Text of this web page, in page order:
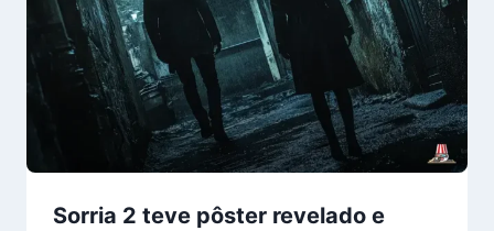
Sorria 2 teve pôster revelado e